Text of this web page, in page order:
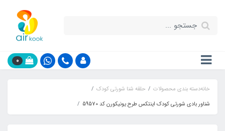
0
خانهدسته بندی محصولات
حلقه شنا شورتی کودک
شناور بادی شورتی کودک اینتکس طرح یونیکورن کد 59570